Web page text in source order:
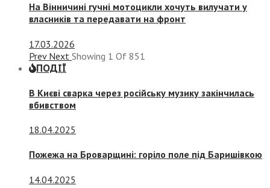
На Вінничині гучні мотоцикли хочуть вилучати у
власників та передавати на фронт
17.03.2026
Prev Next Showing 1 Of 851
ПОДІЇ
В Києві сварка через російську музику закінчилась
вбивством
18.04.2025
Пожежа на Броварщині: горіло поле під Баришівкою
14.04.2025